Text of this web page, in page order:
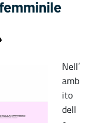
Nell’
amb
ito
dell